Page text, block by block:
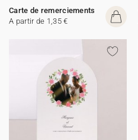
Carte de remerciements
A partir de 1,35 €